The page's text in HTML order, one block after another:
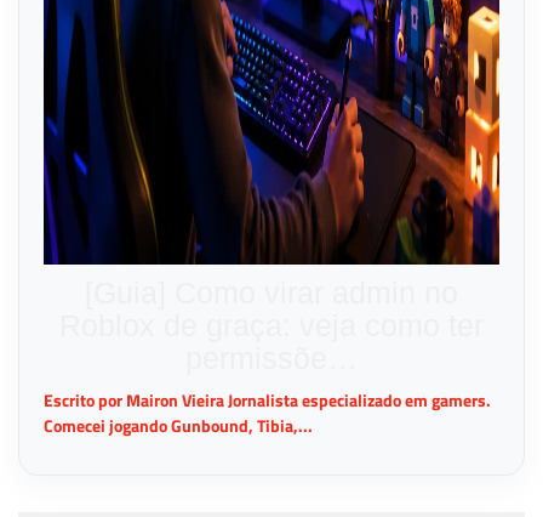
Escrito por Mairon Vieira Jornalista especializado em gamers.
Comecei jogando Gunbound, Tibia,...